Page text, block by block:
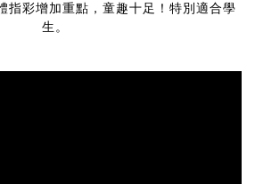
指彩增加重點，童趣十足！特別適合學
生。